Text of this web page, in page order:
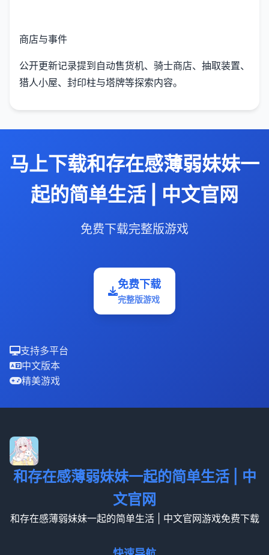
商店与事件
公开更新记录提到自动售货机、骑士商店、抽取装置、
猎人小屋、封印柱与塔牌等探索内容。
马上下载和存在感薄弱妹妹一
起的简单生活 | 中文官网
免费下载完整版游戏
免费下载
完整版游戏
支持多平台
中文版本
精美游戏
和存在感薄弱妹妹一起的简单生活 | 中
文官网
和存在感薄弱妹妹一起的简单生活 | 中文官网游戏免费下载